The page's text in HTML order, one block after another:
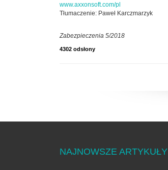
www.axxonsoft.com/pl
Tłumaczenie: Paweł Karczmarzyk
Zabezpieczenia 5/2018
4302 odsłony
NAJNOWSZE ARTYKUŁY